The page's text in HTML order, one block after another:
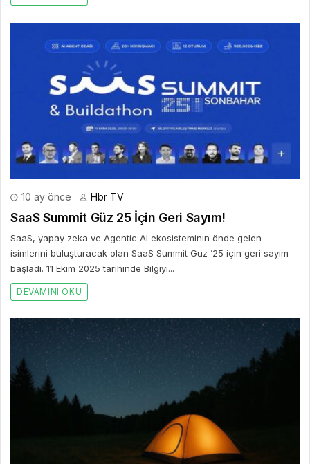
10 ay önce Hbr TV
SaaS Summit Güz 25 İçin Geri Sayım!
SaaS, yapay zeka ve Agentic AI ekosisteminin önde gelen
isimlerini buluşturacak olan SaaS Summit Güz ’25 için geri sayım
başladı. 11 Ekim 2025 tarihinde Bilgiyi...
DEVAMINI OKU